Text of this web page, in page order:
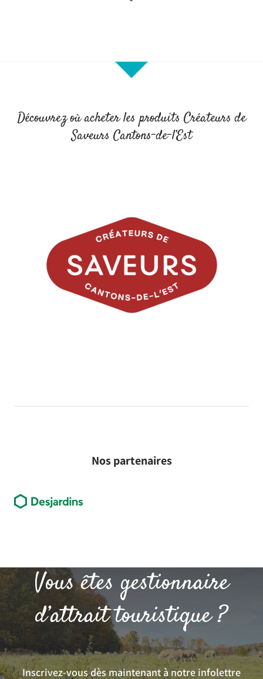
Découvrez où acheter les produits Créateurs de
Saveurs Cantons-de-l’Est
Nos partenaires
Vous êtes gestionnaire
d’attrait touristique ?
Inscrivez-vous dès maintenant à notre infolettre